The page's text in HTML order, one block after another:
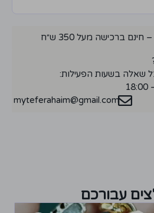
ברכישה מעל 350 ש״ח
שאלה בשעות הפעילות:
myteferahaim@gmail.com
עבורכם